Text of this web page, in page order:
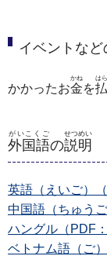
イベントなど
かかったお金
かね
を払
はら
外国語
がいこくご
の説明
せつめい
英語（えいご）
中国語（ちゅう
ハングル（PDF
ベトナム語（ご